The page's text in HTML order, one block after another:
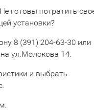
готовы потратить
установки?
8 (391) 204-63-30 или
ул.Молокова 14.
и выбрать